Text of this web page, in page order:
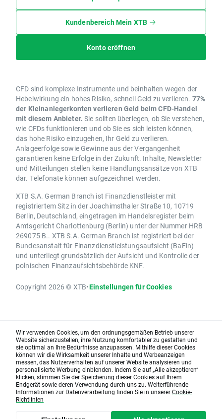
Kundenbereich Mein XTB
Konto eröffnen
CFD sind komplexe Instrumente und beinhalten wegen der
Hebelwirkung ein hohes Risiko, schnell Geld zu verlieren. 77%
der Kleinanlegerkonten verlieren Geld beim CFD-Handel
mit diesem Anbieter. Sie sollten überlegen, ob Sie verstehen,
wie CFDs funktionieren und ob Sie es sich leisten können,
das hohe Risiko einzugehen, Ihr Geld zu verlieren.
Anlageerfolge sowie Gewinne aus der Vergangenheit
garantieren keine Erfolge in der Zukunft. Inhalte, Newsletter
und Mitteilungen stellen keine Handlungsansätze von XTB
dar. Telefonate können aufgezeichnet werden.
XTB S.A. German Branch ist Finanzdienstleister mit
registriertem Sitz in der Joachimsthaler Straße 10, 10719
Berlin, Deutschland, eingetragen im Handelsregister beim
Amtsgericht Charlottenburg (Berlin) unter der Nummer HRB
269075 B.. XTB S.A. German Branch ist registriert bei der
Bundesanstalt für Finanzdienstleistungsaufsicht (BaFin)
und unterliegt grundsätzlich der Aufsicht und Kontrolle der
polnischen Finanzaufsichtsbehörde KNF.
Copyright 2026 © XTB•Einstellungen für Cookies
Wir verwenden Cookies, um den ordnungsgemäßen Betrieb unserer
Website sicherzustellen, ihre Nutzung komfortabler zu gestalten und
sie optimal an Ihre Bedürfnisse anzupassen. Mithilfe dieser Cookies
können wir die Wirksamkeit unserer Inhalte und Werbeanzeigen
messen, das Nutzerverhalten auf unserer Website analysieren und
personalisierte Werbung einblenden. Indem Sie auf „Alle akzeptieren“
klicken, stimmen Sie der Speicherung dieser Cookies auf Ihrem
Endgerät sowie deren Verwendung durch uns zu. Weiterführende
Informationen zur Datenverarbeitung finden Sie in unsererCookie-
Richtlinien